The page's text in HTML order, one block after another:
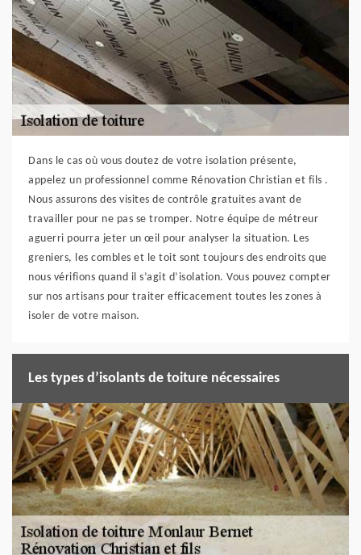
Dans le cas où vous doutez de votre isolation présente,
appelez un professionnel comme Rénovation Christian et fils .
Nous assurons des visites de contrôle gratuites avant de
travailler pour ne pas se tromper. Notre équipe de métreur
aguerri pourra jeter un œil pour analyser la situation. Les
greniers, les combles et le toit sont toujours des endroits que
nous vérifions quand il s’agit d’isolation. Vous pouvez compter
sur nos artisans pour traiter efficacement toutes les zones à
isoler de votre maison.
Les types d’isolants de toiture nécessaires